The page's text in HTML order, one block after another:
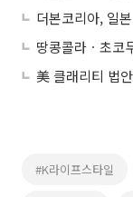
땅콩콜라ㆍ초코
#K라이프스타일